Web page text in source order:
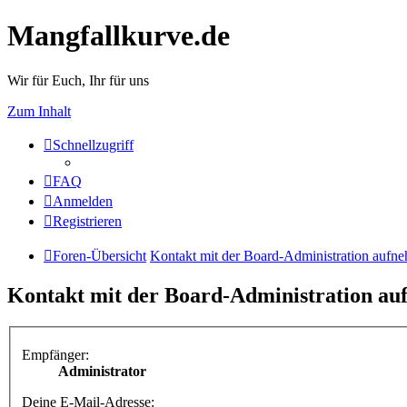
Mangfallkurve.de
Wir für Euch, Ihr für uns
Zum Inhalt
Schnellzugriff
FAQ
Anmelden
Registrieren
Foren-Übersicht Kontakt mit der Board-Administration
Kontakt mit der Board-Administration
Empfänger:
Administrator
Deine E-Mail-Adresse: